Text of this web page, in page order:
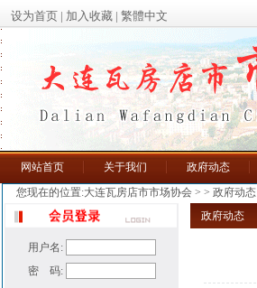
设为首页 | 加入收藏 | 繁體中文
网站首页 关于我们 政府动态
您现在的位置:大连瓦房店市市场协会 > > 政府动态
用户名:
密 码:
政府动态